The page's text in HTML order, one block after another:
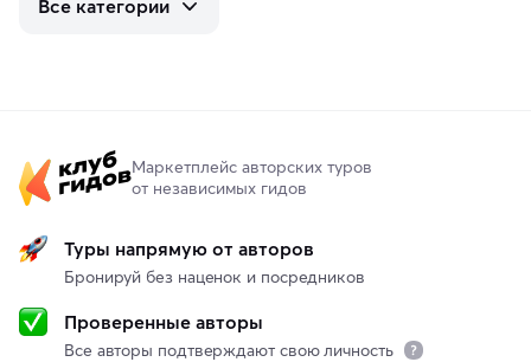
Все категории
Маркетплейс авторских туров
от независимых гидов
Туры напрямую от авторов
Бронируй без наценок и посредников
Проверенные авторы
Все авторы подтверждают свою личность